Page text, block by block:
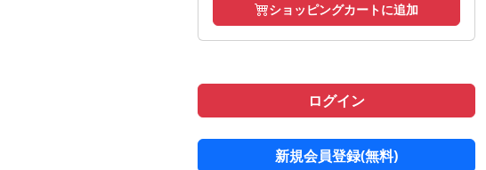
ショッピングカートに追加
ログイン
新規会員登録(無料)